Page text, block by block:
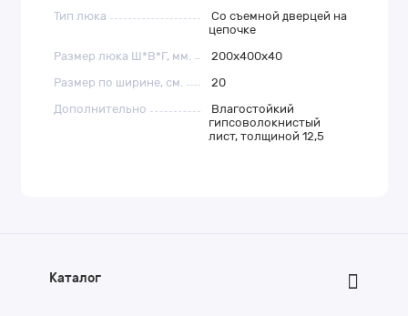
Тип люка
Со съемной дверцей на
цепочке
Размер люка Ш*В*Г, мм.
200х400х40
Размер по ширине, см.
20
Дополнительно
Влагостойкий
гипсоволокнистый
лист, толщиной 12,5
Каталог